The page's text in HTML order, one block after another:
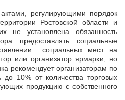
регулирующими порядок
Ростовской области и
установлена обязанность
предоставлять социальные
социальных мест на
или организатор ярмарки, но
рекомендует организаторам по
до 10% от количества торговых
продукцию с собственного